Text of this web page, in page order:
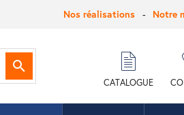
Nos réalisations Notre
Rechercher
CATALOGUE